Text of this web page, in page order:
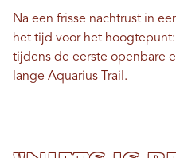
Na een frisse nachtrust in
het tijd voor het
tijdens de eerste openbare
lange Aquarius Trail.